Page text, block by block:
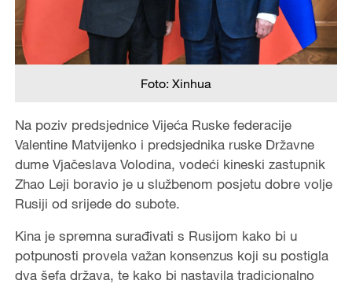
Foto: Xinhua
Na poziv predsjednice Vijeća Ruske federacije
Valentine Matvijenko i predsjednika ruske Državne
dume Vjačeslava Volodina, vodeći kineski zastupnik
Zhao Leji boravio je u službenom posjetu dobre volje
Rusiji od srijede do subote.
Kina je spremna surađivati s Rusijom kako bi u
potpunosti provela važan konsenzus koji su postigla
dva šefa država, te kako bi nastavila tradicionalno